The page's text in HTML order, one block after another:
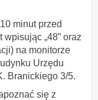
minut przed
„48” oraz
na monitorze
Urzędu
Branickiego 3/5.
się z